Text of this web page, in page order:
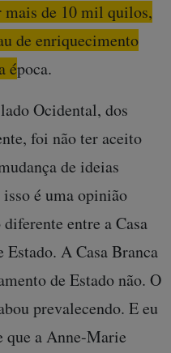
mais de 10 mil quilos,
de enriquecimento
época.
Ocidental, dos
foi não ter aceito
de ideias
é uma opinião
entre a Casa
Estado. A Casa Branca
de Estado não. O
prevalecendo. E eu
que a Anne-Marie